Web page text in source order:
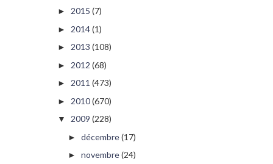
► 2015 (7)
► 2014(1)
► 2013 (108)
► 2012 (68)
► 2011 (473)
► 2010(670)
▼ 2009 (228)
► décembre(17)
► novembre(24)